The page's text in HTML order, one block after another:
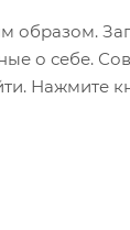
образом.
о себе.
Нажмите